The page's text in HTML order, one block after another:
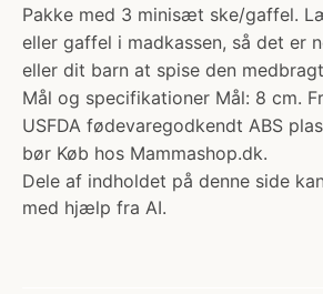
Pakke med 3 minisæt ske/gaffel.
eller gaffel i madkassen, så det er
eller dit barn at spise den
Mål og specifikationer Mål: 8 cm.
USFDA fødevaregodkendt ABS
bør Køb hos Mammashop.dk.
Dele af indholdet på denne side
med hjælp fra AI.